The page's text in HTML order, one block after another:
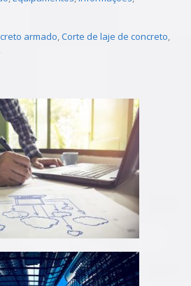
armado,Corte de laje de concreto,